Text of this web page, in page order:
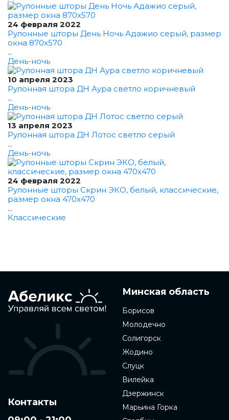
24 февраля 2022
Рулонные шторы День Ночь Адажио серый, размер
окна 870x570
...
День-ночь
10 апреля 2023
Рулонная штора ДН Аура светло коричневый
...
День-ночь
13 апреля 2023
Рулонная штора ДН Лотос светло серый
...
День-ночь
24 февраля 2022
Рулонные шторы Скрин ЭКО, белый, классические,
размер окна 470x470
...
Классические
Контакты
Минская область
Борисов
Молодечно
Солигорск
Жодино
Слуцк
Вилейка
Дзержинск
Марьина Горка